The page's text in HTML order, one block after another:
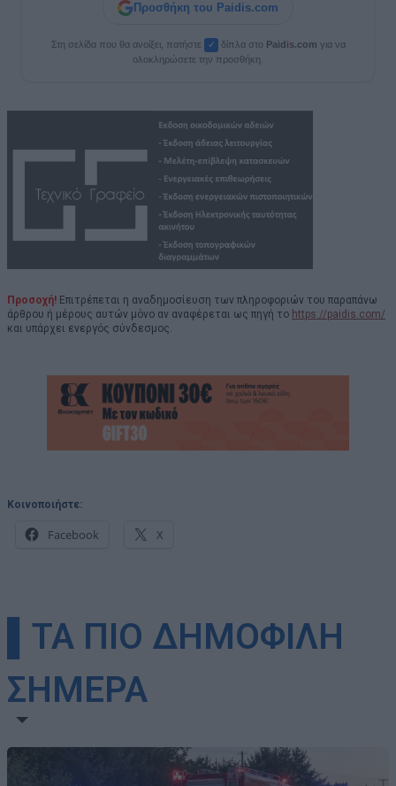
Προσθήκη του Paidis.com
Στη σελίδα που θα ανοίξει, πατήστε ✓ δίπλα στο Paid is.com για να
ολοκληρώσετε την προσθήκη.
Προσοχή! Επιτρέπεται η αναδημοσίευση των πληροφοριών του παραπάνω
άρθρου ή μέρους αυτών μόνο αν αναφέρεται ως πηγή το https://paidis.com/
και υπάρχει ενεργός σύνδεσμος.
Κοινοποιήστε:
Facebook X
▌ΤΑ ΠΙΟ ΔΗΜΟΦΙΛΗ
ΣΗΜΕΡΑ